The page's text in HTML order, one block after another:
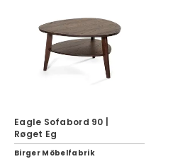
Eagle Sofabord 90 |
Røget Eg
Birger Möbelfabrik